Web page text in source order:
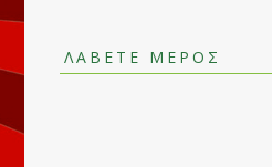
ΛΑΒΕΤΕ ΜΕΡΟΣ